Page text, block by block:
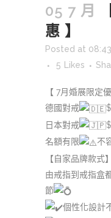
05 7 月
惠 】
Posted at
5 Likes
【 7月婚展限定優
德國對戒
日本對戒
名額有限
不
【自家品牌款式】
由戒指到戒指盒
節
個性化設計